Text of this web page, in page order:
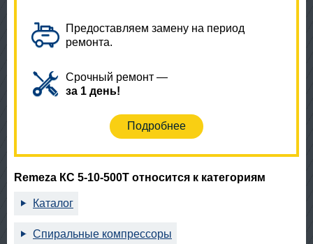
Предоставляем замену на период
ремонта.
Срочный ремонт —
за 1 день!
Подробнее
Remeza КС 5-10-500Т относится к категориям
Каталог
Спиральные компрессоры